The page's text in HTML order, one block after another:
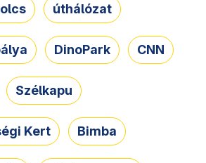
úthálózat
DinoPark CNN
Szélkapu
Kert Bimba